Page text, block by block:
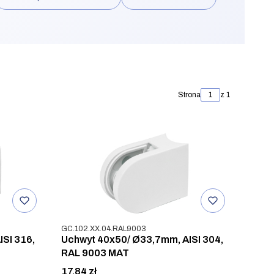
Strona z 1
316,
Kod produktu
GC.102.XX.04.RAL9003
Uchwyt 40x50/ Ø33,7mm, AISI 304,
RAL 9003 MAT
Cena
17,84 zł